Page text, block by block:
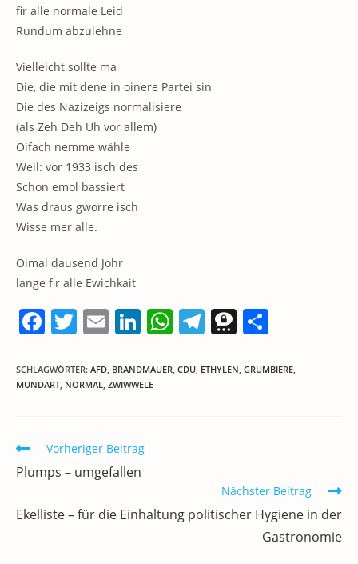
fir alle normale Leid
Rundum abzulehne
Vielleicht sollte ma
Die, die mit dene in oinere Partei sin
Die des Nazizeigs normalisiere
(als Zeh Deh Uh vor allem)
Oifach nemme wähle
Weil: vor 1933 isch des
Schon emol bassiert
Was draus gworre isch
Wisse mer alle.
Oimal dausend Johr
lange fir alle Ewichkait
F
c
e
o
o
k
T
itt
er
E
ai
l
Li
k
e
n
W
at
T
e
T
re le
SCHLAGWÖRTER: AFD, BRANDMAUER, CDU, ETHYLEN, GRUMBIERE,
MUNDART, NORMAL, ZWIWWELE
Weitere
Artikel
ansehen
Vorheriger Beitrag
Plumps – umgefallen
Nächster Beitrag
Ekelliste – für die Einhaltung politischer Hygiene in der
Gastronomie